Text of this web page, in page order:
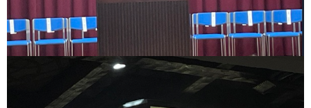
徳島吟行案内編集室
アゴラ（新しい俳句の為に）